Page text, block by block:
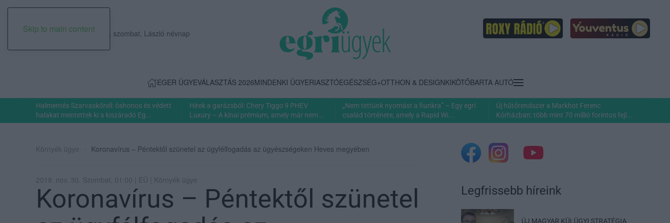
Skip to main content
2026. augusztus 08., szombat, László névnap
EGER ÜGYEVÁLASZTÁS 2026MINDENKI ÜGYERIASZTÓEGÉSZSÉG+OTTHON & DESIGNKIKÖTŐBARTA AUTÓ
Halmentés Szarvaskőnél: őshonos és védett
halakat mentettek ki a kiszáradó Eg...
Hírek a garázsból: Chery Tiggo 9 PHEV
Luxury – A kínai prémium, amely már nem...
„Nem tettünk nyomást a fiunkra” – Egy egri
család története, amely a Rapid Wi...
Új hűtőrendszer a Markhot Ferenc
Kórházban: több mint 70 millió forintos fejl...
Környék ügye Koronavírus – Péntektől szünetel az ügyfélfogadás az ügyészségeken Heves megyében
2019. nov. 30. Szombat, 01:00 | EÜ | Környék ügye
Koronavírus – Péntektől szünetel
Legfrissebb híreink
ÚJ MAGYAR KÜLÜGYI STRATÉGIA